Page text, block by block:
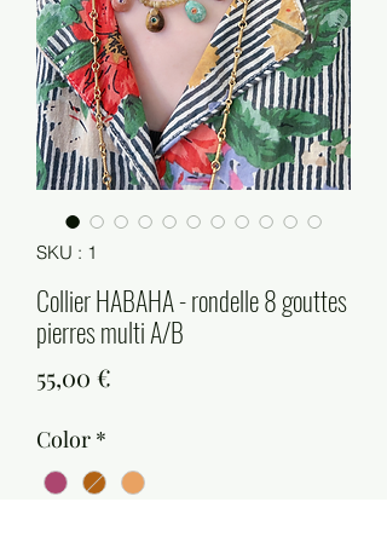
SKU : 1
Collier HABAHA - rondelle 8 gouttes
pierres multi A/B
55,00 €
Color *